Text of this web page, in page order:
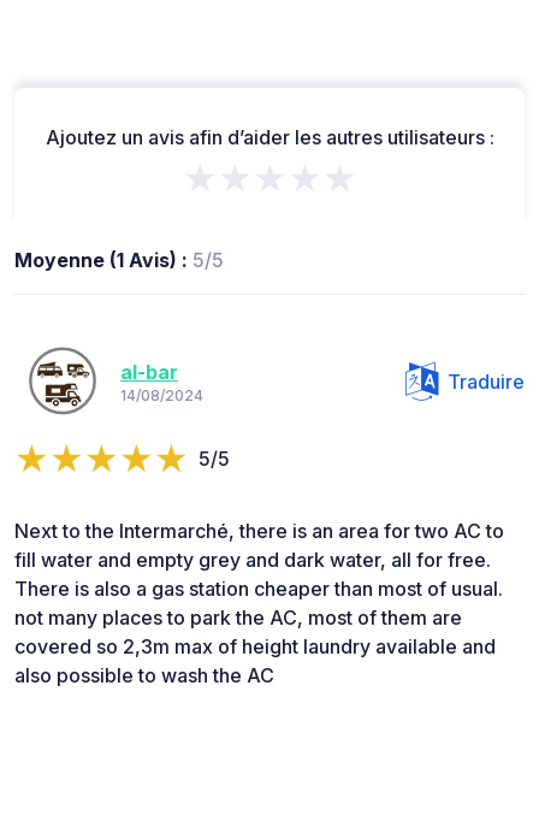
Ajoutez un avis afin d’aider les autres utilisateurs :
★★★★★
Moyenne (1 Avis) : 5/5
al-bar
14/08/2024
Traduire
5/5
Next to the Intermarché, there is an area for two AC to
fill water and empty grey and dark water, all for free.
There is also a gas station cheaper than most of usual.
not many places to park the AC, most of them are
covered so 2,3m max of height laundry available and
also possible to wash the AC